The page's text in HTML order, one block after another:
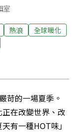
室
熱浪
全球暖化
苛的一場夏季。
在改變世界、改
有一種HOT味」